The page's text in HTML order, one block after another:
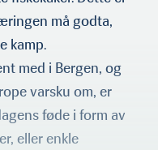
må godta,
kamp.
med i Bergen, og
varsku om, er
føde i form av
eller enkle